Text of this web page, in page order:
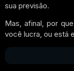
sua previsão.
Mas, afinal, por
você lucra, ou está